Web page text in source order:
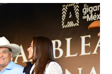
capital. Leo Montañez
se usarán cerca de 90 mil
dar inicio en la calle
la calle 22 de Octubre, con
casas. Posteriormente se